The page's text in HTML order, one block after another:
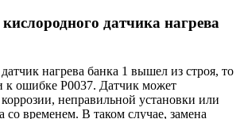
датчика нагрева
нагрева банка 1 вышел из строя, то
к ошибке P0037. Датчик может
коррозии, неправильной установки или
со временем. В таком случае, замена